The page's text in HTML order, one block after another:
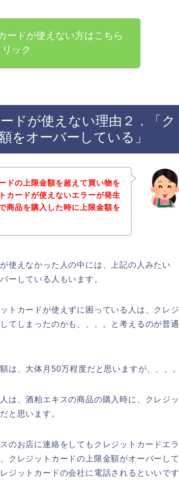
ードが使えない方はこちら
ック
ドが使えない理由２．「ク
をオーバーしている」
ドの上限金額を超えて買い物を
カードが使えないエラーが発生
商品を購入した時に上限金額を
使えなかった人の中には、上記の人みたい
ーしている人もいます。
トカードが使えずに困っている人は、クレジ
てしまったのかも、、、。と考えるのが普通
は、大体月50万程度だと思いますが、、、。
は、酒粕エキスの商品の購入時に、クレジッ
と思います。
のお店に連絡をしてもクレジットカードエラ
クレジットカードの上限金額がオーバーして
ジットカードの会社に電話されるといいです